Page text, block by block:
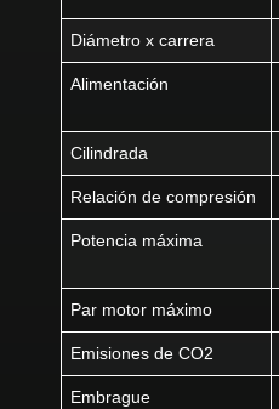
Diámetro x carrera
Alimentación
Cilindrada
Relación de compresión
Potencia máxima
Par motor máximo
Emisiones de CO2
Embrague